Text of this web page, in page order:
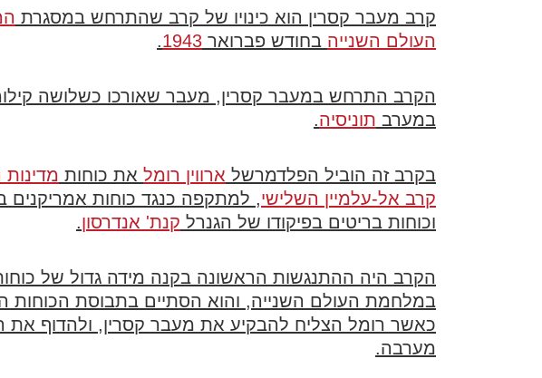
קרב מעבר קסרין הוא כינויו של קרב שהתרחש במסגרת
העולם השנייה בחודש פברואר 1943
.
הקרב התרחש במעבר קסרין, מעבר שאורכו כשלושה
במערב תוניסיה.
בקרב זה הוביל הפלדמרשל ארווין רומל את כוחות מדינות
קרב אל-עלמיין השלישי, למתקפה כנגד כוחות אמריקנים
וכוחות בריטים בפיקודו של הגנרל קנת' אנדרסון.
הקרב היה ההתנגשות הראשונה בקנה מידה גדול של
במלחמת העולם השנייה, והוא הסתיים בתבוסת הכוחות
כאשר רומל הצליח להבקיע את מעבר קסרין, ולהדוף את
מערבה.